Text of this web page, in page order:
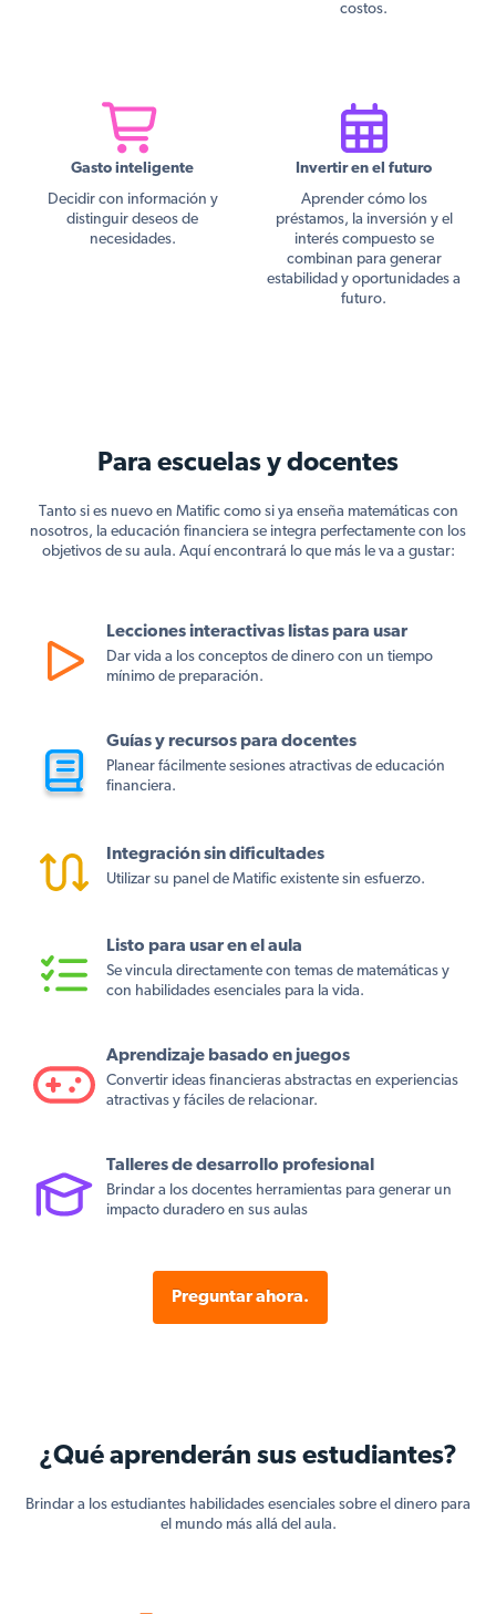
costos.
Gasto inteligente
Decidir con información y
distinguir deseos de
necesidades.
Invertir en el futuro
Aprender cómo los
préstamos, la inversión y el
interés compuesto se
combinan para generar
estabilidad y oportunidades a
futuro.
Para escuelas y docentes
Tanto si es nuevo en Matific como si ya enseña matemáticas con
nosotros, la educación financiera se integra perfectamente con los
objetivos de su aula. Aquí encontrará lo que más le va a gustar:
Lecciones interactivas listas para usar
Dar vida a los conceptos de dinero con un tiempo
mínimo de preparación.
Guías y recursos para docentes
Planear fácilmente sesiones atractivas de educación
financiera.
Integración sin dificultades
Utilizar su panel de Matific existente sin esfuerzo.
Listo para usar en el aula
Se vincula directamente con temas de matemáticas y
con habilidades esenciales para la vida.
Aprendizaje basado en juegos
Convertir ideas financieras abstractas en experiencias
atractivas y fáciles de relacionar.
Talleres de desarrollo profesional
Brindar a los docentes herramientas para generar un
impacto duradero en sus aulas
Preguntar ahora.
¿Qué aprenderán sus estudiantes?
Brindar a los estudiantes habilidades esenciales sobre el dinero para
el mundo más allá del aula.